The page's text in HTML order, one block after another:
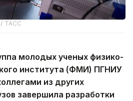
/ ТАСС
молодых ученых физико-
института (ФМИ) ПГНИУ
из других
завершила разработки